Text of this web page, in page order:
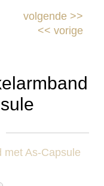
volgende>>
<< vorige